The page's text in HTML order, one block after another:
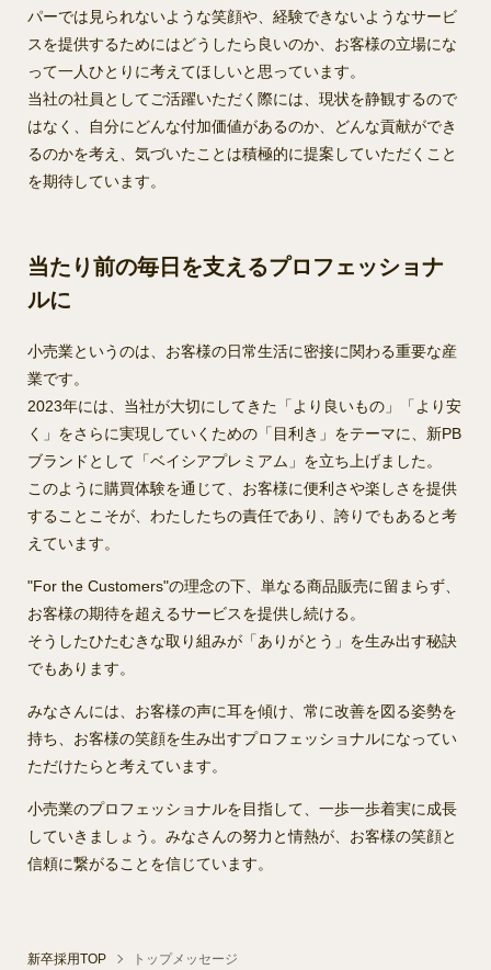
新卒採用TOP トップメッセージ
パーでは見られないような笑顔や、経験できないようなサービ
スを提供するためにはどうしたら良いのか、お客様の立場にな
って一人ひとりに考えてほしいと思っています。
当社の社員としてご活躍いただく際には、現状を静観するので
はなく、自分にどんな付加価値があるのか、どんな貢献ができ
るのかを考え、気づいたことは積極的に提案していただくこと
を期待しています。
当たり前の毎日を支えるプロフェッショナ
ルに
小売業というのは、お客様の日常生活に密接に関わる重要な産
業です。
2023年には、当社が大切にしてきた「より良いもの」「より安
く」をさらに実現していくための「目利き」をテーマに、新PB
ブランドとして「ベイシアプレミアム」を立ち上げました。
このように購買体験を通じて、お客様に便利さや楽しさを提供
することこそが、わたしたちの責任であり、誇りでもあると考
えています。
"For the Customers"の理念の下、単なる商品販売に留まらず、
お客様の期待を超えるサービスを提供し続ける。
そうしたひたむきな取り組みが「ありがとう」を生み出す秘訣
でもあります。
みなさんには、お客様の声に耳を傾け、常に改善を図る姿勢を
持ち、お客様の笑顔を生み出すプロフェッショナルになってい
ただけたらと考えています。
小売業のプロフェッショナルを目指して、一歩一歩着実に成長
していきましょう。みなさんの努力と情熱が、お客様の笑顔と
信頼に繋がることを信じています。